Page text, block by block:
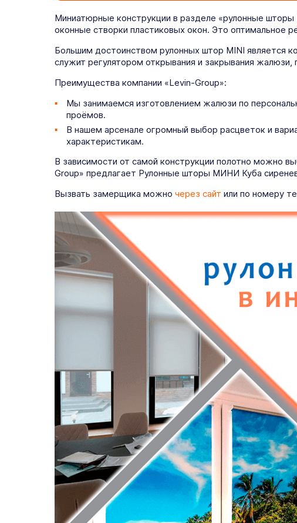
Миниатюрные конструкции в разделе «рулонные
оконные створки пластиковых окон. Это оптимальное
Большим достоинством рулонных штор MINI является
служит регулятором открывания и закрывания
Преимущества компании «Levin-Group»:
Мы занимаемся изготовлением жалюзи по
проёмов.
В нашем арсенале огромный выбор расцветок и
характеристикам.
В зависимости от самой конструкции полотно можно
Group» предлагает Рулонные шторы МИНИ Куба
Вызвать замерщика можно через сайт или по номеру